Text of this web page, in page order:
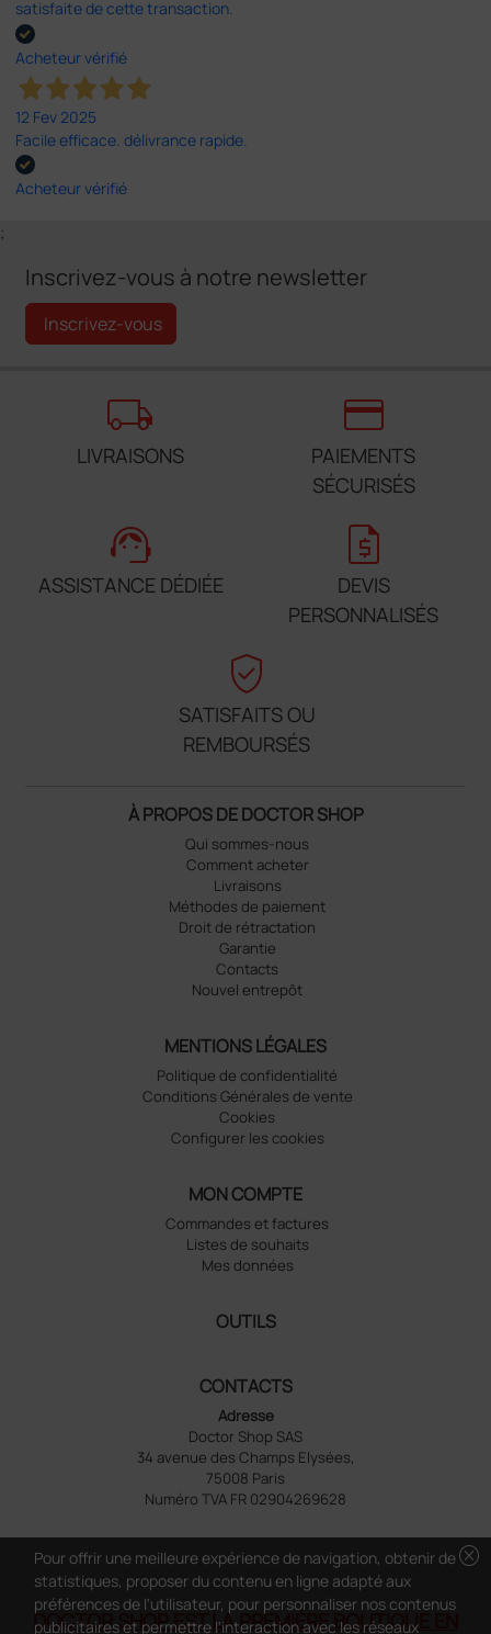
satisfaite de cette transaction.
Acheteur vérifié
12 Fev 2025
Facile efficace. délivrance rapide.
Acheteur vérifié
;
Inscrivez-vous à notre newsletter
Inscrivez-vous
local_shipping
LIVRAISONS
credit_card
PAIEMENTS
SÉCURISÉS
support_agent
ASSISTANCE DÉDIÉE
request_quote
DEVIS
PERSONNALISÉS
verified_user
SATISFAITS OU
REMBOURSÉS
À PROPOS DE DOCTOR SHOP
Qui sommes-nous
Comment acheter
Livraisons
Méthodes de paiement
Droit de rétractation
Garantie
Contacts
Nouvel entrepôt
MENTIONS LÉGALES
Politique de confidentialité
Conditions Générales de vente
Cookies
Configurer les cookies
MON COMPTE
Commandes et factures
Listes de souhaits
Mes données
OUTILS
CONTACTS
Adresse
Doctor Shop SAS
34 avenue des Champs Elysées,
75008 Paris
Numéro TVA FR 02904269628
DOCTOR SHOP EST LA PREMIÈRE BOUTIQUE EN
cancel
Pour offrir une meilleure expérience de navigation, obtenir de
statistiques, proposer du contenu en ligne adapté aux
préférences de l'utilisateur, pour personnaliser nos contenus
publicitaires et permettre l'interaction avec les réseaux